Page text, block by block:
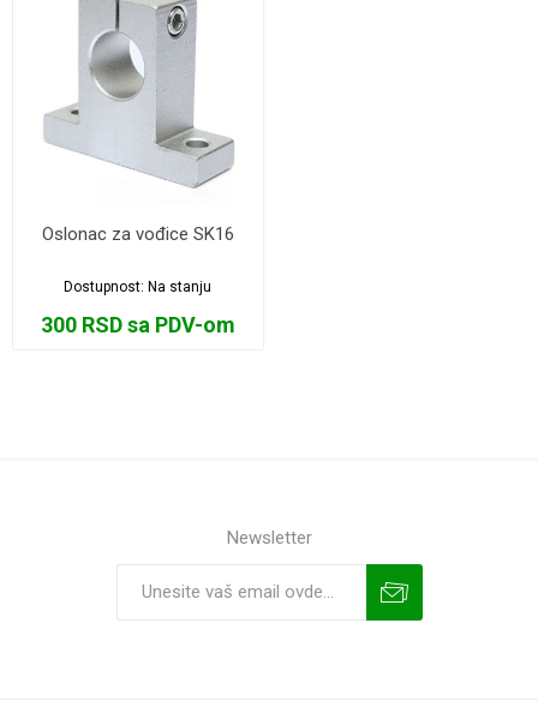
Oslonac za vođice SK16
Dostupnost: Na stanju
300 RSD sa PDV-om
Newsletter